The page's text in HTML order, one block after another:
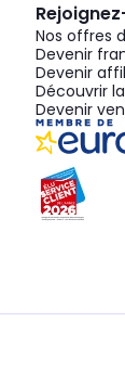
Nos offres
Devenir
Devenir
Découvrir
Devenir